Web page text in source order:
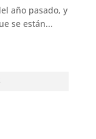
año pasado, y
se están...